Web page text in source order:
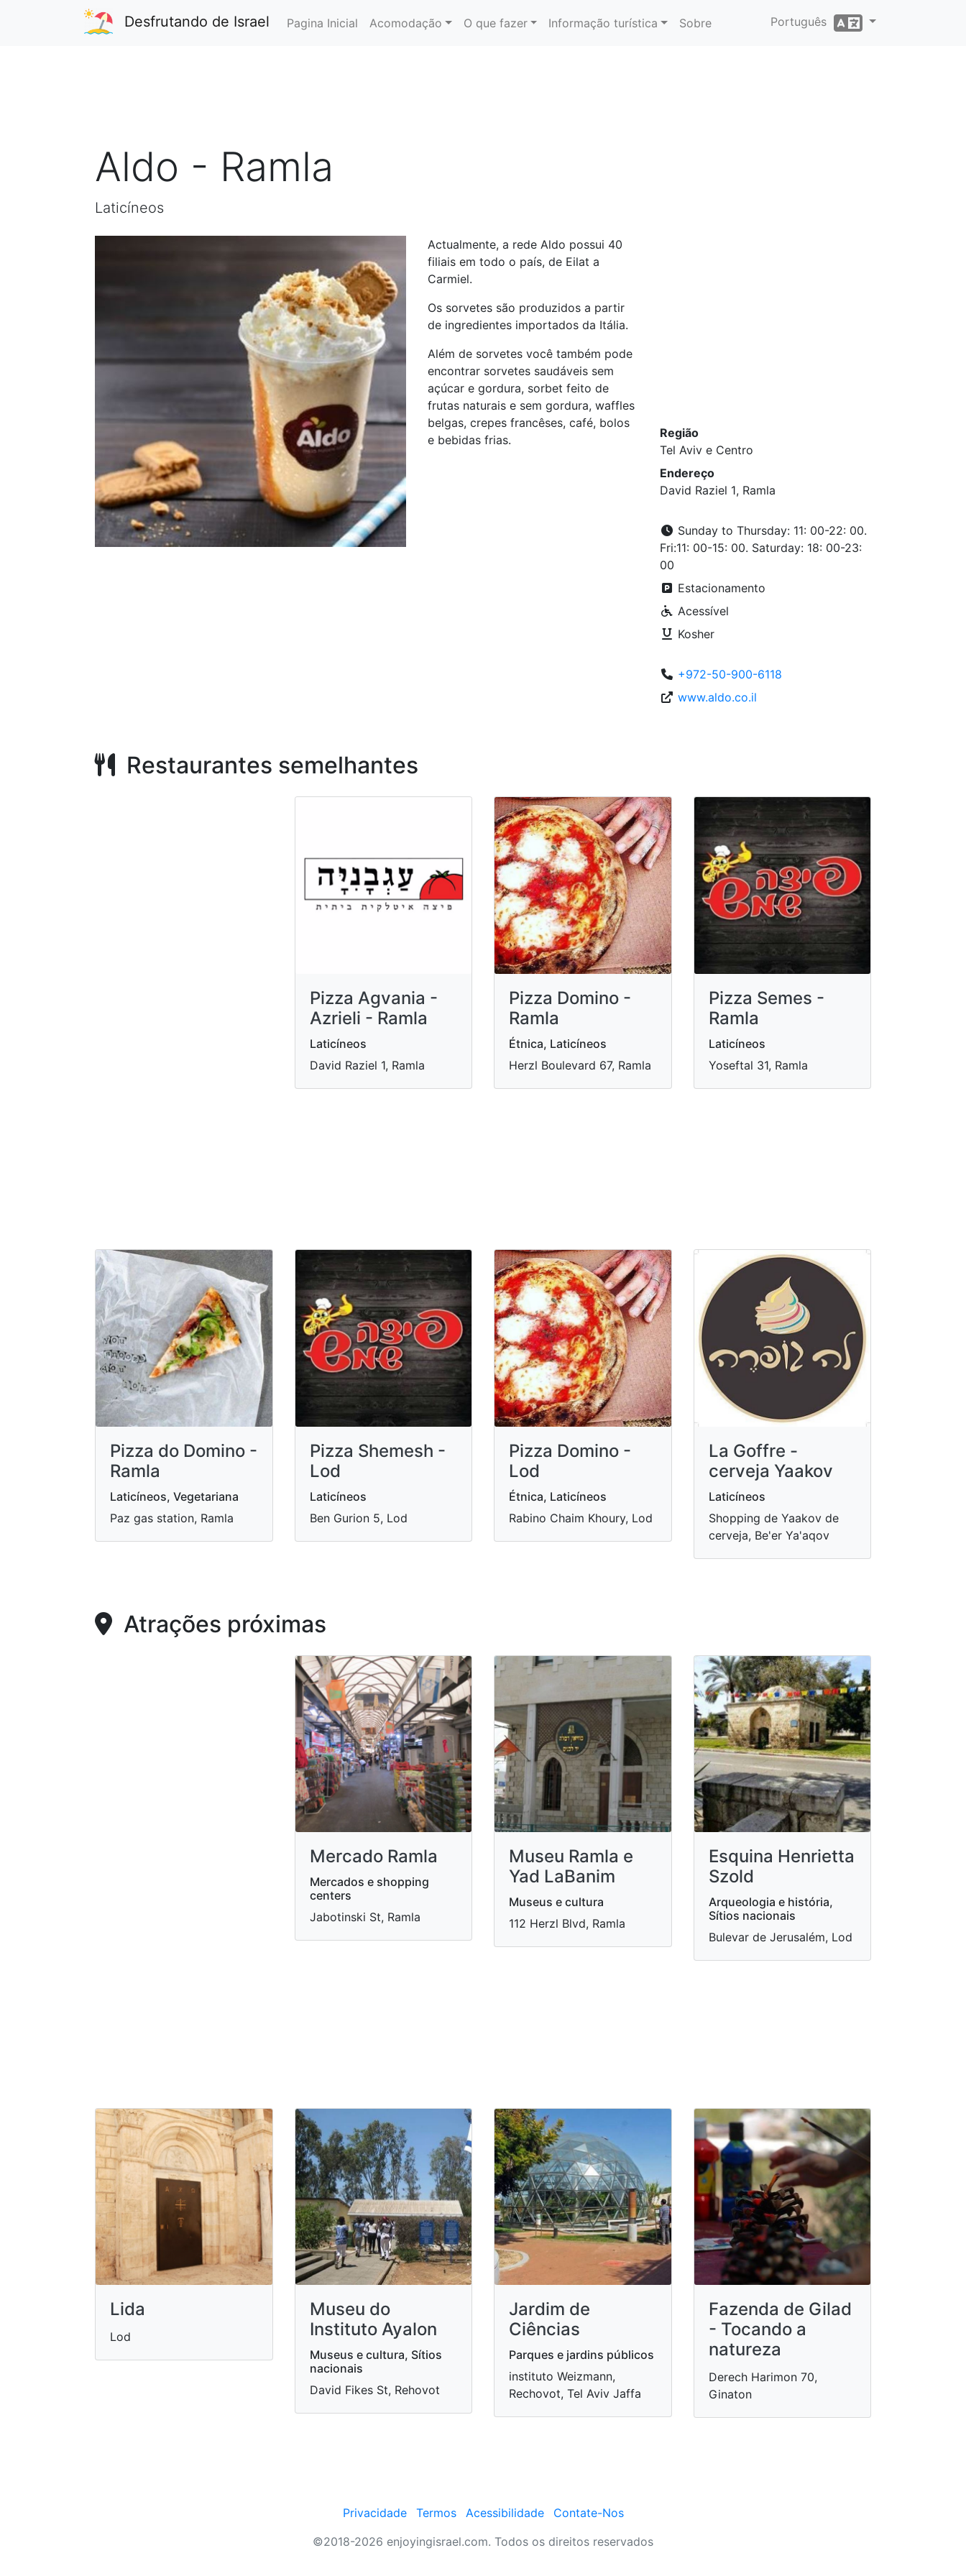
Desfrutando de Israel Pagina Inicial Acomodação O que fazer Informação turística Sobre Português
Aldo - Ramla
Laticíneos
Actualmente, a rede Aldo possui 40
filiais em todo o país, de Eilat a
Carmiel.
Os sorvetes são produzidos a partir
de ingredientes importados da Itália.
Além de sorvetes você também pode
encontrar sorvetes saudáveis sem
açúcar e gordura, sorbet feito de
frutas naturais e sem gordura, waffles
belgas, crepes francêses, café, bolos
e bebidas frias.
Região
Tel Aviv e Centro
Endereço
David Raziel 1‎‏, Ramla
Sunday to Thursday: 11: 00-22: 00.
Fri:11: 00-15: 00. Saturday: 18: 00-23:
00
Estacionamento
Acessível
Kosher
+972-50-900-6118
www.aldo.co.il
Restaurantes semelhantes
Pizza Agvania -
Azrieli - Ramla
Laticíneos
David Raziel 1, Ramla
Pizza Domino -
Ramla
Étnica, Laticíneos
Herzl Boulevard 67, Ramla
Pizza Semes -
Ramla
Laticíneos
Yoseftal 31, Ramla
Pizza do Domino -
Ramla
Laticíneos, Vegetariana
Paz gas station, Ramla
Pizza Shemesh -
Lod
Laticíneos
Ben Gurion 5, Lod
Pizza Domino -
Lod
Étnica, Laticíneos
Rabino Chaim Khoury, Lod
La Goffre -
cerveja Yaakov
Laticíneos
Shopping de Yaakov de
cerveja, Be'er Ya'aqov
Atrações próximas
Mercado Ramla
Mercados e shopping
centers
Jabotinski St, Ramla
Museu Ramla e
Yad LaBanim
Museus e cultura
112 Herzl Blvd, Ramla
Esquina Henrietta
Szold
Arqueologia e história,
Sítios nacionais
Bulevar de Jerusalém, Lod
Lida
Lod
Museu do
Instituto Ayalon
Museus e cultura, Sítios
nacionais
David Fikes St, Rehovot
Jardim de
Ciências
Parques e jardins públicos
instituto Weizmann,
Rechovot, Tel Aviv Jaffa
Fazenda de Gilad
- Tocando a
natureza
Derech Harimon 70,
Ginaton
Privacidade Termos Acessibilidade
Contate-Nos
©2018-2026 enjoyingisrael.com. Todos os direitos reservados